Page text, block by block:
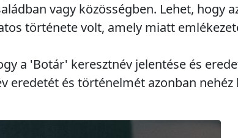
vagy közösségben. Lehet, hogy
története volt, amely miatt
a 'Botár' keresztnév jelentése és
eredetét és történelmét azonban